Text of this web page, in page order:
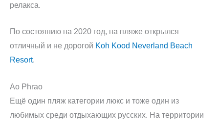
релакса.
По состоянию на 2020 год, на пляже открылся
отличный и не дорогой Koh Kood Neverland Beach
Resort.
Ao Phrao
Ещё один пляж категории люкс и тоже один из
любимых среди отдыхающих русских. На территории